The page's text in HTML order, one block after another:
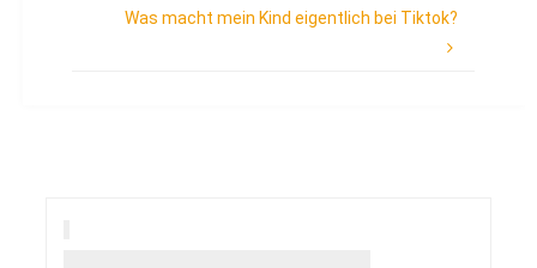
Was macht mein Kind eigentlich bei Tiktok?